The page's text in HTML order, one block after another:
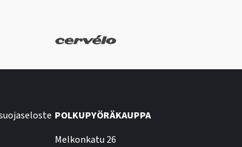
POLKUPYÖRÄKAUPPA
Melkonkatu 26